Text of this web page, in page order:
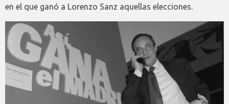
en el que ganó a Lorenzo Sanz aquellas elecciones.